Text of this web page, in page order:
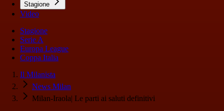
Stagione
Video
Stagione
Serie A
Europa League
Coppa Italia
Il Milanista
News Milan
Milan-Iraola| Le parti ai saluti definitivi